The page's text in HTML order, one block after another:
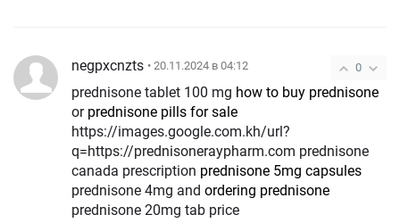
0
negpxcnzts • 20.11.2024 в 04:12
prednisone tablet 100 mg how to buy prednisone
or prednisone pills for sale
https://images.google.com.kh/url?
q=https://prednisoneraypharm.com prednisone
canada prescription prednisone 5mg capsules
prednisone 4mg and ordering prednisone
prednisone 20mg tab price